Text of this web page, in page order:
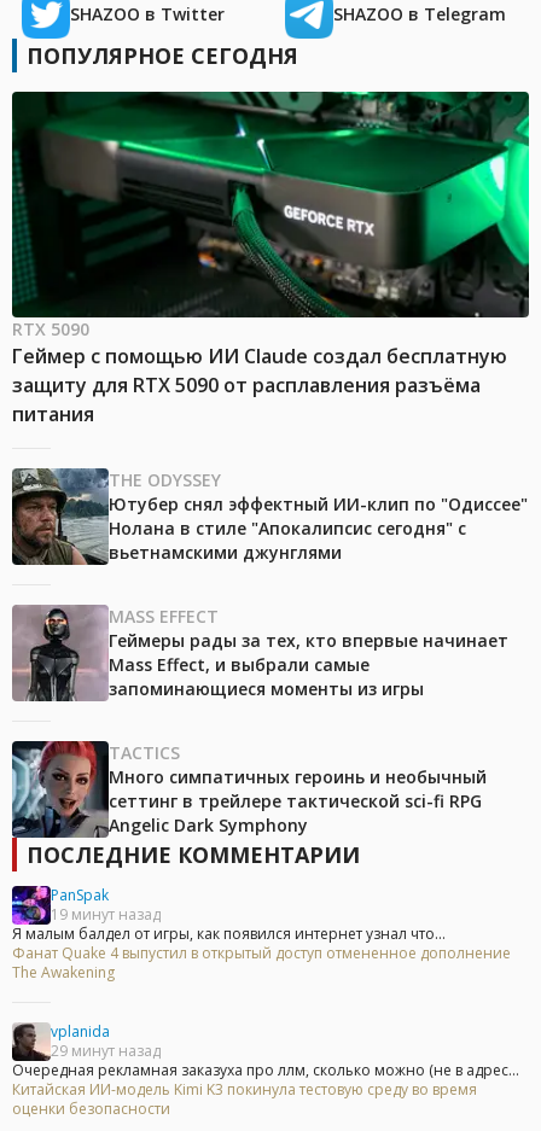
SHAZOO в Twitter SHAZOO в Telegram
ПОПУЛЯРНОЕ СЕГОДНЯ
RTX 5090
Геймер с помощью ИИ Claude создал бесплатную
защиту для RTX 5090 от расплавления разъёма
питания
THE ODYSSEY
Ютубер снял эффектный ИИ-клип по "Одиссее"
Нолана в стиле "Апокалипсис сегодня" с
вьетнамскими джунглями
MASS EFFECT
Геймеры рады за тех, кто впервые начинает
Mass Effect, и выбрали самые
запоминающиеся моменты из игры
TACTICS
Много симпатичных героинь и необычный
сеттинг в трейлере тактической sci-fi RPG
Angelic Dark Symphony
ПОСЛЕДНИЕ КОММЕНТАРИИ
PanSpak
19 минут назад
Я малым балдел от игры, как появился интернет узнал что...
Фанат Quake 4 выпустил в открытый доступ отмененное дополнение
The Awakening
vplanida
29 минут назад
Очередная рекламная заказуха про ллм, сколько можно (не в адрес...
Китайская ИИ-модель Kimi K3 покинула тестовую среду во время
оценки безопасности